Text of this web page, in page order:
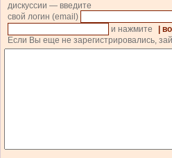
дискуссии — введите
свой логин (email)
и нажмите
|
Если Вы еще не зарегистрировались,